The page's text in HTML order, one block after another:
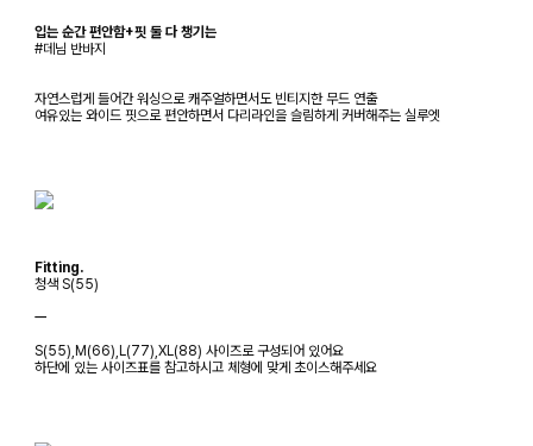
입는 순간 편안함+핏 둘 다 챙기는
#데님 반바지
자연스럽게 들어간 워싱으로 캐주얼하면서도 빈티지한 무드 연출
여유있는 와이드 핏으로 편안하면서 다리라인을 슬림하게 커버해주는 실루엣
Fitting.
청색 S(55)
ㅡ
S(55),M(66),L(77),XL(88) 사이즈로 구성되어 있어요
하단에 있는 사이즈표를 참고하시고 체형에 맞게 초이스해주세요